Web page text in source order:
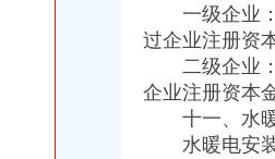
一级企业：
过企业注册资
二级企业：
企业注册资本
十一、水暖
水暖电安装